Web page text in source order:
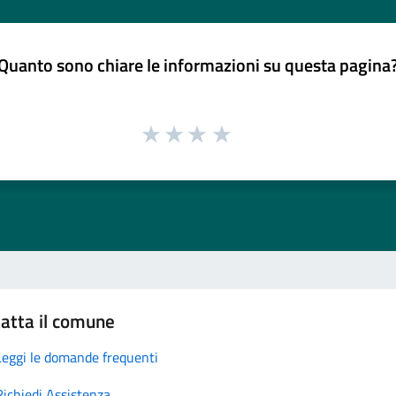
sono chiare le informazioni su questa
il comune
le domande frequenti